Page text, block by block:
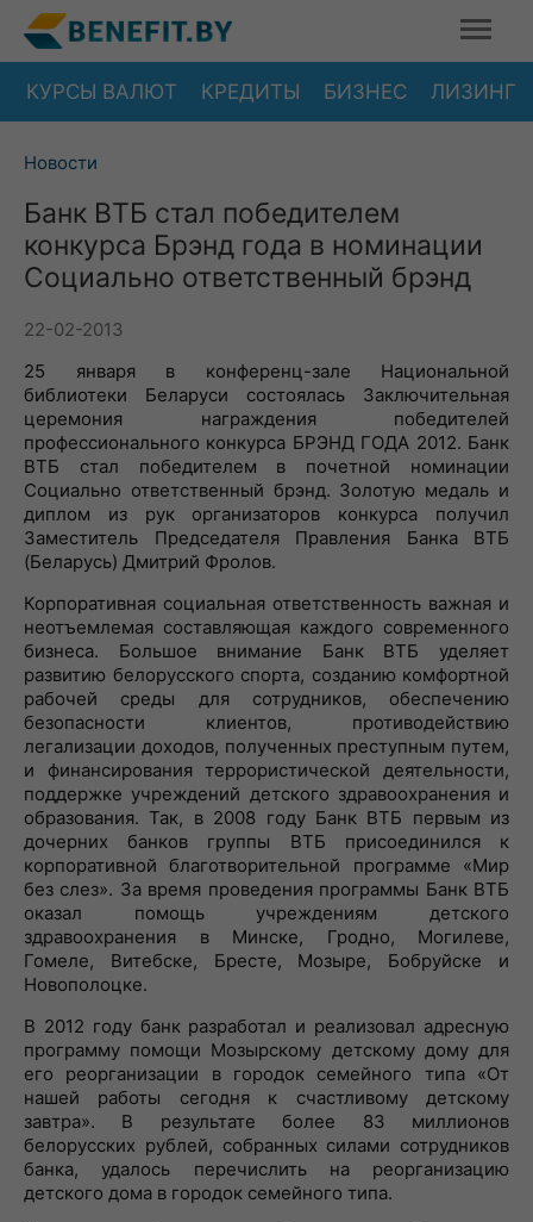
КУРСЫ ВАЛЮТ КРЕДИТЫ БИЗНЕС ЛИЗИНГ
Новости
Банк ВТБ стал победителем
конкурса Брэнд года в номинации
Социально ответственный брэнд
22-02-2013
25 января в конференц-зале Национальной
библиотеки Беларуси состоялась Заключительная
церемония награждения победителей
профессионального конкурса БРЭНД ГОДА 2012. Банк
ВТБ стал победителем в почетной номинации
Социально ответственный брэнд. Золотую медаль и
диплом из рук организаторов конкурса получил
Заместитель Председателя Правления Банка ВТБ
(Беларусь) Дмитрий Фролов.
Корпоративная социальная ответственность важная и
неотъемлемая составляющая каждого современного
бизнеса. Большое внимание Банк ВТБ уделяет
развитию белорусского спорта, созданию комфортной
рабочей среды для сотрудников, обеспечению
безопасности клиентов, противодействию
легализации доходов, полученных преступным путем,
и финансирования террористической деятельности,
поддержке учреждений детского здравоохранения и
образования. Так, в 2008 году Банк ВТБ первым из
дочерних банков группы ВТБ присоединился к
корпоративной благотворительной программе «Мир
без слез». За время проведения программы Банк ВТБ
оказал помощь учреждениям детского
здравоохранения в Минске, Гродно, Могилеве,
Гомеле, Витебске, Бресте, Мозыре, Бобруйске и
Новополоцке.
В 2012 году банк разработал и реализовал адресную
программу помощи Мозырскому детскому дому для
его реорганизации в городок семейного типа «От
нашей работы сегодня к счастливому детскому
завтра». В результате более 83 миллионов
белорусских рублей, собранных силами сотрудников
банка, удалось перечислить на реорганизацию
детского дома в городок семейного типа.